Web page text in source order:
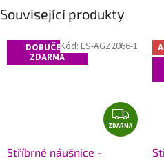
Související produkty
DORUČENÍ
ZDARMA
Z
D
ZDARMA
Stříbrné náušnice -
Kód: ES-AGZ2066-1